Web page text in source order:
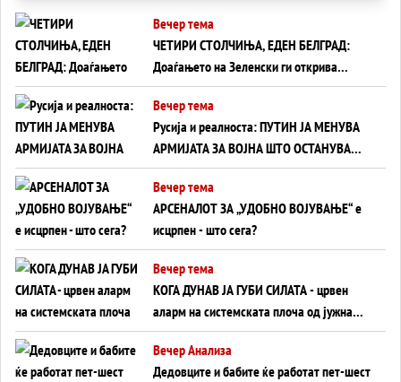
Вечер тема
ЧЕТИРИ СТОЛЧИЊА, ЕДЕН БЕЛГРАД:
Доаѓањето на Зеленски ги открива
тајните на политиката на балансирање
на Вучиќ
Вечер тема
Русија и реалноста: ПУТИН ЈА МЕНУВА
АРМИЈАТА ЗА ВОЈНА ШТО ОСТАНУВА
БЕЗ ФРОНТ
Вечер тема
АРСЕНАЛОТ ЗА „УДОБНО ВОЈУВАЊЕ“ е
исцрпен - што сега?
Вечер тема
КОГА ДУНАВ ЈА ГУБИ СИЛАТА - црвен
аларм на системската плоча од јужна
Германија до Црното Море...
Вечер Анализа
Дедовците и бабите ќе работат пет-шест